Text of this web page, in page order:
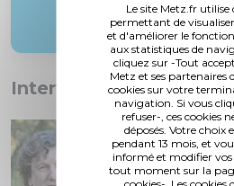
Le site Metz.fr utilise
permettant de
et d'améliorer le
aux statistiques de
cliquez sur -Tout
Metz et ses partenaires
cookies sur votre
navigation. Si vous
refuser-, ces cookies
déposés. Votre choix
pendant 13 mois, et
informé et modifier vos
tout moment sur la
cookies-. Les cookies
Interventions :